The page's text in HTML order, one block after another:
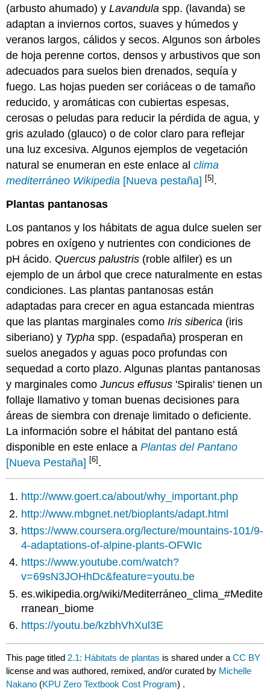
(arbusto ahumado) yLavandula spp. (lavanda) se
adaptan a inviernos cortos, suaves y húmedos y
veranos largos, cálidos y secos. Algunos son árboles
de hoja perenne cortos, densos y arbustivos que son
adecuados para suelos bien drenados, sequía y
fuego. Las hojas pueden ser coriáceas o de tamaño
reducido, y aromáticas con cubiertas espesas,
cerosas o peludas para reducir la pérdida de agua, y
gris azulado (glauco) o de color claro para reflejar
una luz excesiva. Algunos ejemplos de vegetación
natural se enumeran en este enlace alclima
mediterráneo Wikipedia [Nueva pestaña] [5].
Plantas pantanosas
Los pantanos y los hábitats de agua dulce suelen ser
pobres en oxígeno y nutrientes con condiciones de
pH ácido. Quercus palustris (roble alfiler) es un
ejemplo de un árbol que crece naturalmente en estas
condiciones. Las plantas pantanosas están
adaptadas para crecer en agua estancada mientras
que las plantas marginales como Iris siberica (iris
siberiano) y Typha spp. (espadaña) prosperan en
suelos anegados y aguas poco profundas con
sequedad a corto plazo. Algunas plantas pantanosas
y marginales comoJuncus effusus 'Spiralis' tienen un
follaje llamativo y toman buenas decisiones para
áreas de siembra con drenaje limitado o deficiente.
La información sobre el hábitat del pantano está
disponible en este enlace aPlantas del Pantano
[Nueva Pestaña] [6] .
http://www.goert.ca/about/why_important.php
http://www.mbgnet.net/bioplants/adapt.html
https://www.coursera.org/lecture/mountains-101/9-
4-adaptations-of-alpine-plants-OFWIc
https://www.youtube.com/watch?
v=69sN3JOHhDc&feature=youtu.be
es.wikipedia.org/wiki/Mediterráneo_clima_#Medite
rranean_biome
https://youtu.be/kzbhVhXul3E
This page titled2.1: Hábitats de plantas is shared under aCC BY
license and was authored, remixed, and/or curated by Michelle
Nakano (KPU Zero Textbook Cost Program) .